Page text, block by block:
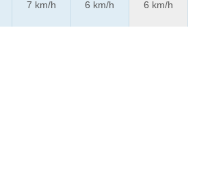
7 km/h
6 km/h
6 km/h